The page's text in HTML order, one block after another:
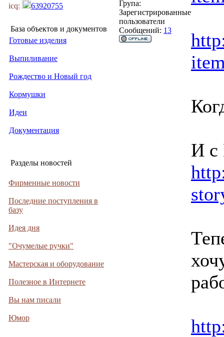
icq: 63920755
База объектов и документов
Готовые изделия
Выпиливание
Рождество и Новый год
Кормушки
Идеи
Документация
Разделы новостей
Фирменные новости
Последние поступления в
базу
Идея дня
"Очумелые ручки"
Мастерская и оборудование
Полезное в Интернете
Вы нам писали
Юмор
Група:
Зарегистрированные
пользователи
Сообщений: 13
И с